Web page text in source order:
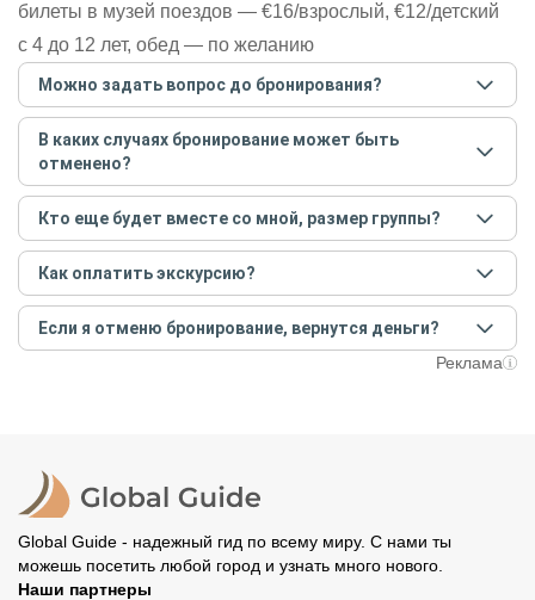
билеты в музей поездов — €16/взрослый, €12/детский
с 4 до 12 лет, обед — по желанию
Можно задать вопрос до бронирования?
Достаточно перейти по ссылке «Задать вопрос» и
написать гиду. Платить при этом не нужно. Сначала
согласуйте с гидом интересующие вас вопросы и после
этого бронируйте экскурсию.Задать вопрос.
В каких случаях бронирование может быть
отменено?
Только в случае неблагоприятных погодных условий,
например, если экскурсия на кораблике, а по прогнозу
погоды аномально-сильный ветер. При этом гид
предупредит вас об отмене, а мы вернем предоплату на
карту. Во всех остальных случаях экскурсия состоится.
Кто еще будет вместе со мной, размер группы?
Если экскурсия индивидуальная, гид проведет встречу
только для вас и вашей компании. Если групповая — на
экскурсии будут другие участники, размер зависит от
условий конкретной экскурсии.
Как оплатить экскурсию?
Создайте заказ на удобную дату и время, и внесите
предоплату как можно скорее, чтобы другие
путешественники не заняли ваше место. После этого
организатору напрямую не требуется.
Если я отменю бронирование, вернутся деньги?
При отмене за 48 часов или раньше мы вернем всюРеклама
Global Guide - надежный гид по всему миру. С нами ты
можешь посетить любой город и узнать много нового.
Наши партнеры